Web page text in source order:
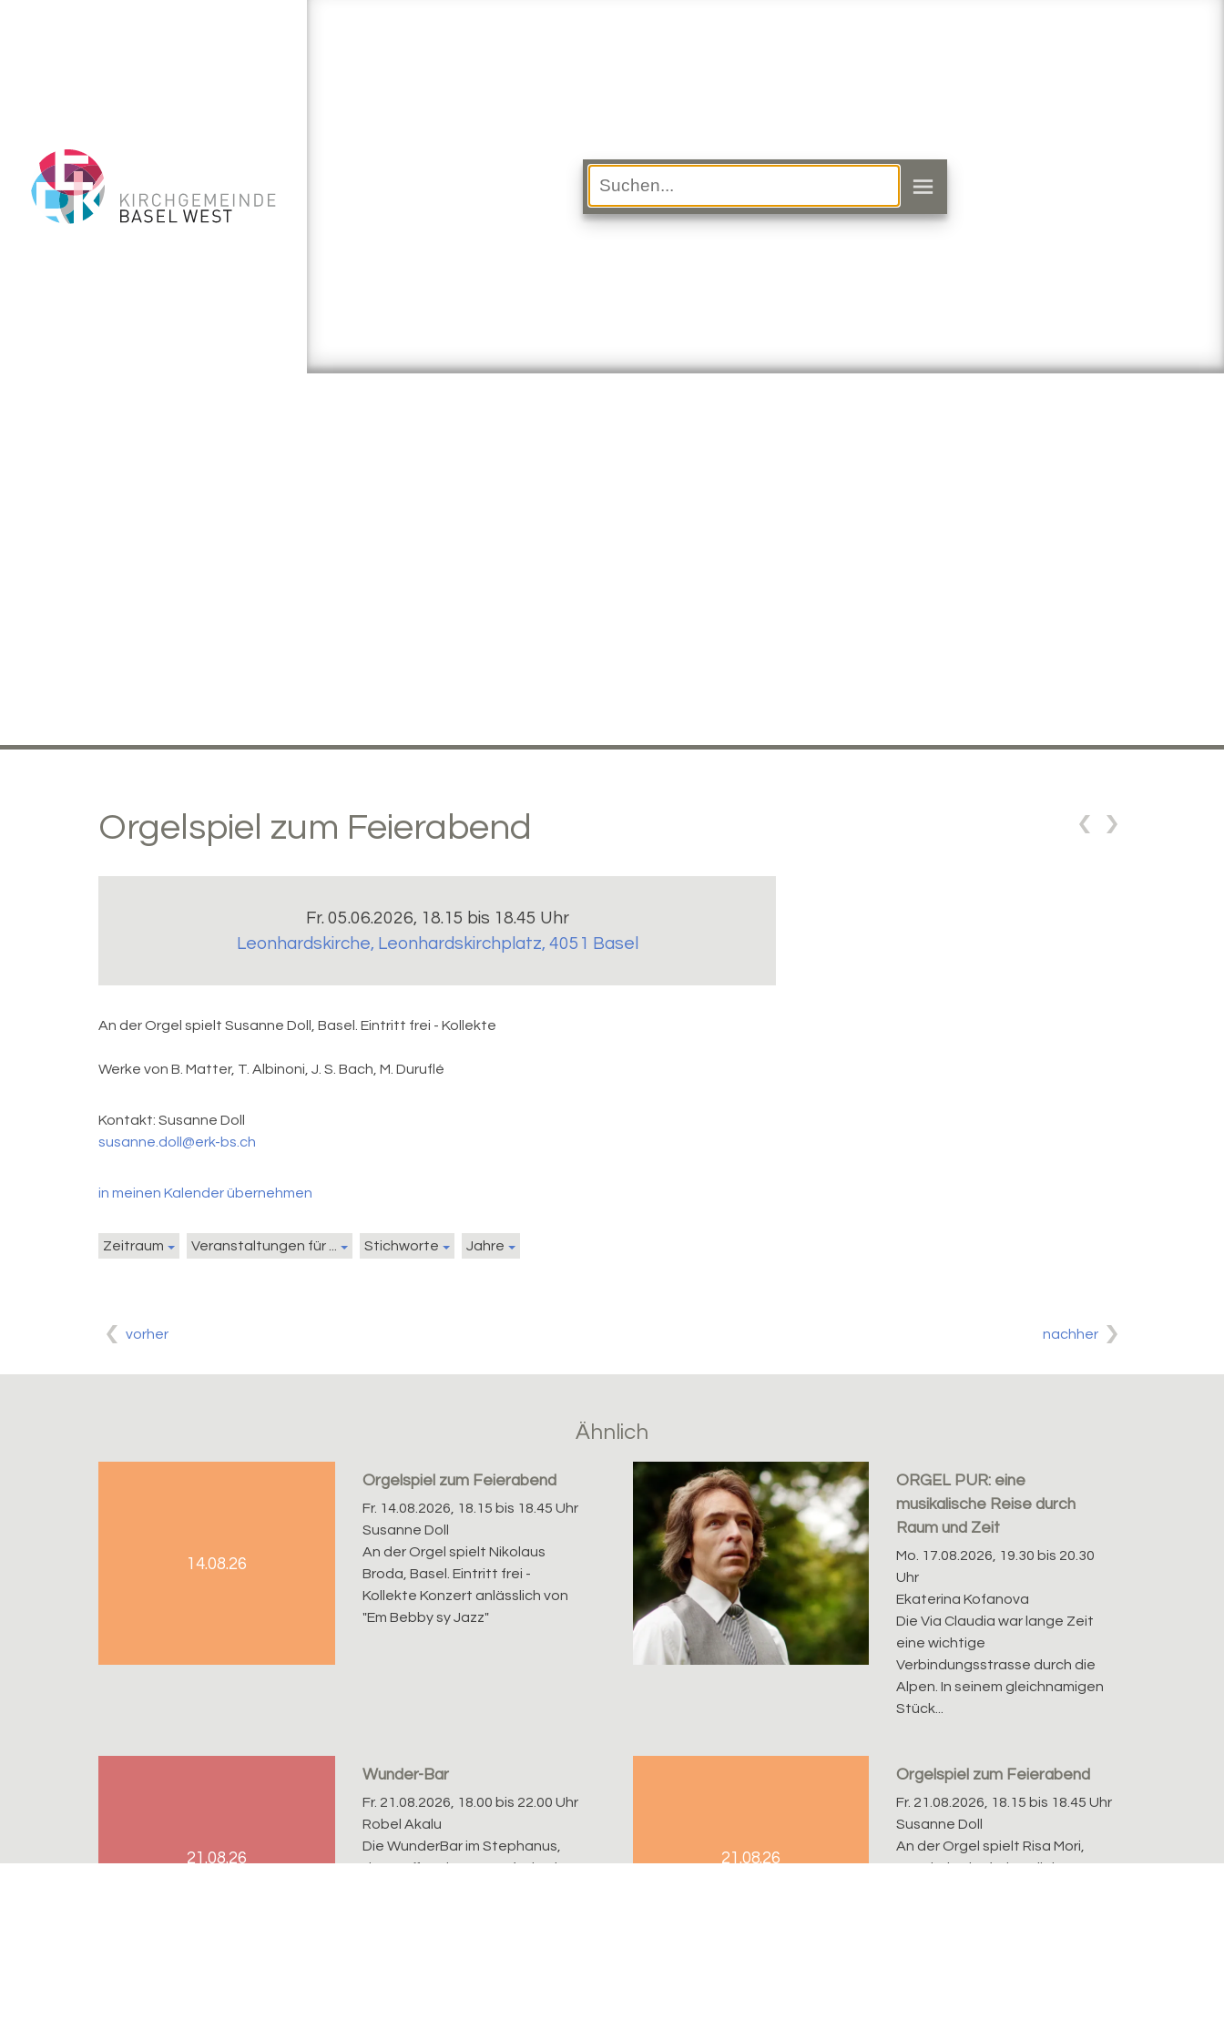
Orgelspiel zum Feierabend
Fr. 05.06.2026, 18.15 bis 18.45 Uhr
Leonhardskirche, Leonhardskirchplatz, 4051 Basel
An der Orgel spielt Susanne Doll, Basel. Eintritt frei - Kollekte
Werke von B. Matter, T. Albinoni, J. S. Bach, M. Duruflé
Kontakt: Susanne Doll
susanne.doll@erk-bs.ch
in meinen Kalender übernehmen
Zeitraum Veranstaltungen für ... Stichworte Jahre
vorher nachher
Ähnlich
14.08.26
Orgelspiel zum Feierabend
Fr. 14.08.2026, 18.15 bis 18.45 Uhr
Susanne Doll
An der Orgel spielt Nikolaus
Broda, Basel. Eintritt frei -
Kollekte Konzert anlässlich von
"Em Bebby sy Jazz"
ORGEL PUR: eine
musikalische Reise durch
Raum und Zeit
Mo. 17.08.2026, 19.30 bis 20.30
Uhr
Ekaterina Kofanova
Die Via Claudia war lange Zeit
eine wichtige
Verbindungsstrasse durch die
Alpen. In seinem gleichnamigen
Stück...
21.08.26
Wunder-Bar
Fr. 21.08.2026, 18.00 bis 22.00 Uhr
Robel Akalu
Die WunderBar im Stephanus,
der Treffpunkt zum Auftakt des
21.08.26
Orgelspiel zum Feierabend
Fr. 21.08.2026, 18.15 bis 18.45 Uhr
Susanne Doll
An der Orgel spielt Risa Mori,
Basel. Eintritt frei - Kollekte